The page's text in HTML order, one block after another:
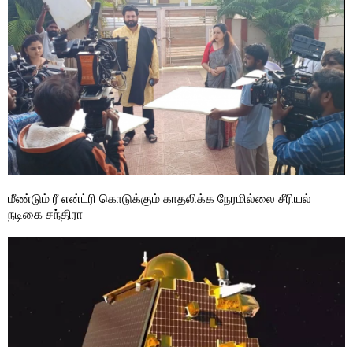
மீண்டும் ரீ என்ட்ரி கொடுக்கும் காதலிக்க நேரமில்லை சீரியல்
நடிகை சந்திரா